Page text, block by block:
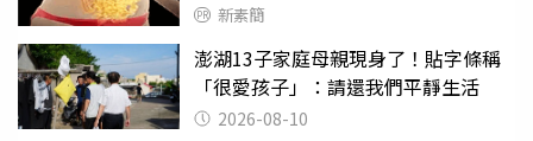
新素簡
澎湖13子家庭母親現身了！貼字條稱
「很愛孩子」：請還我們平靜生活
2026-08-10